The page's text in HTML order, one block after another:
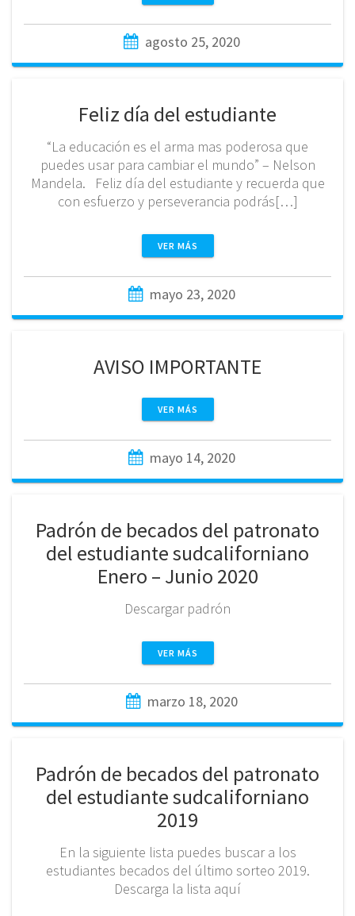
agosto 25, 2020
Feliz día del estudiante
“La educación es el arma mas poderosa que
puedes usar para cambiar el mundo” – Nelson
Mandela. Feliz día del estudiante y recuerda que
con esfuerzo y perseverancia podrás[…]
VER MÁS
mayo 23, 2020
AVISO IMPORTANTE
VER MÁS
mayo 14, 2020
Padrón de becados del patronato
del estudiante sudcaliforniano
Enero – Junio 2020
Descargar padrón
VER MÁS
marzo 18, 2020
Padrón de becados del patronato
del estudiante sudcaliforniano
2019
En la siguiente lista puedes buscar a los
estudiantes becados del último sorteo 2019.
Descarga la lista aquí